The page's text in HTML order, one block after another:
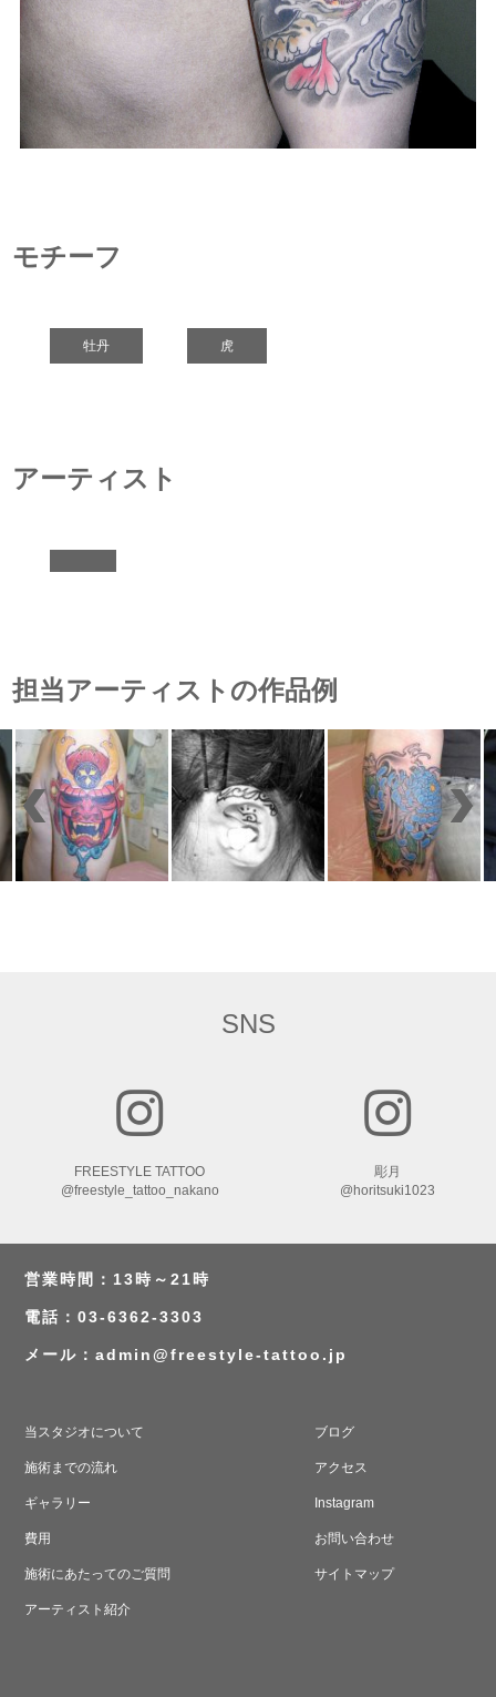
モチーフ
牡丹 虎
アーティスト
担当アーティストの作品例
SNS
FREESTYLE TATTOO
@freestyle_tattoo_nakano
彫月
@horitsuki1023
営業時間：13時～21時
電話：03-6362-3303
メール：admin@freestyle-tattoo.jp
当スタジオについて ブログ
施術までの流れ アクセス
ギャラリー Instagram
費用 お問い合わせ
施術にあたってのご質問 サイトマップ
アーティスト紹介